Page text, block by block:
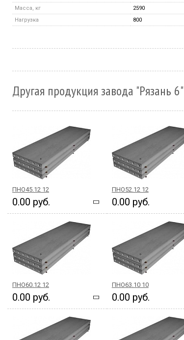
Масса, кг
2590
Нагрузка
800
Другая продукция завода "Рязань 6"
ПНО45.12 12
0.00 руб.
ПНО52.12 12
0.00 руб.
ПНО60.12 12
0.00 руб.
ПНО63.10 10
0.00 руб.